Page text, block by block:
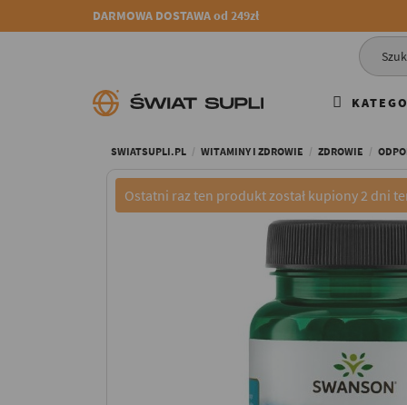
DARMOWA DOSTAWA od 249zł
SWIATSUPLI.PL WITAMINY I ZDROWIE ZDROWIE
Ostatni raz ten produkt został kupiony 2 dni